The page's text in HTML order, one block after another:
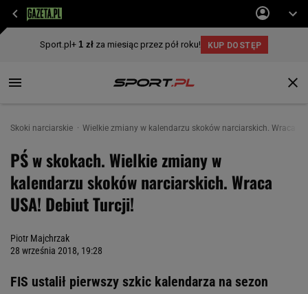
Skoki narciarskie Wielkie zmiany w kalendarzu skoków narciarskich. Wraca
PŚ w skokach. Wielkie zmiany w
kalendarzu skoków narciarskich. Wraca
USA! Debiut Turcji!
Piotr Majchrzak
28 września 2018, 19:28
FIS ustalił pierwszy szkic kalendarza na sezon